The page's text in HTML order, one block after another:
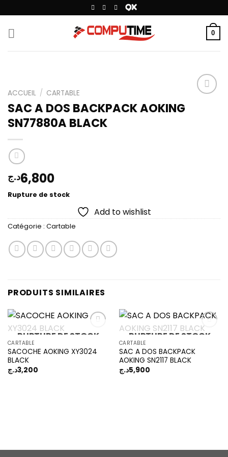
au
contenu
0
ACCUEIL / CARTABLE
SAC A DOS BACKPACK AOKING
SN77880A BLACK
6,800د.ج
Rupture de stock
Add to wishlist
Catégorie : Cartable
PRODUITS SIMILAIRES
Add to
RUPTURE DE STOCK
CARTABLE
SACOCHE AOKING XY3024
BLACK
3,200د.ج
Add to
RUPTURE DE STOCK
CARTABLE
SAC A DOS BACKPACK
AOKING SN2117 BLACK
5,900د.ج